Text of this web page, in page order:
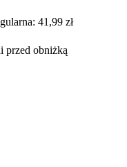
41,99 zł
przed obniżką